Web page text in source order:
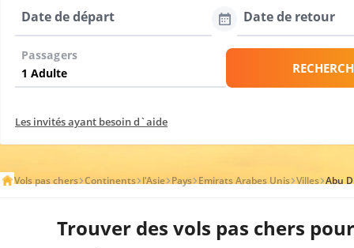
Date de départ Date de retour
Passagers
Les invités ayant besoin d`aide
Vols pas chers Continents l'Asie Pays Emirats Arabes Unis Villes Abu
Trouver des vols pas chers